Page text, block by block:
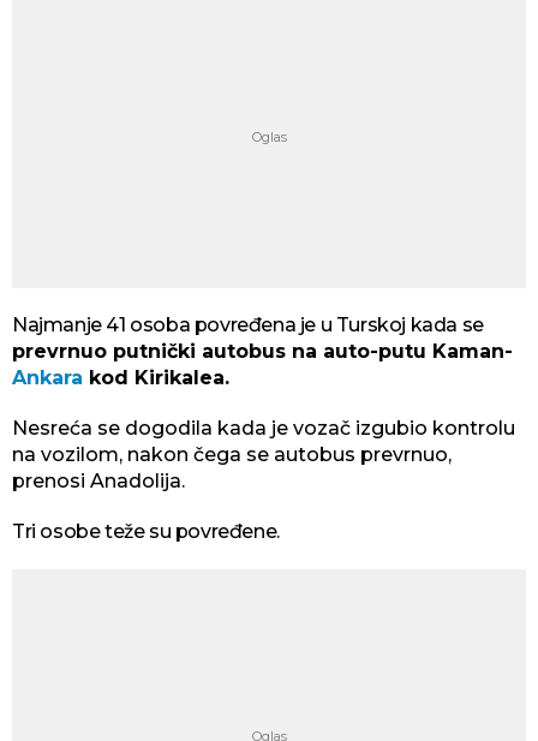
Najmanje 41 osoba povređena je u Turskoj kada se
prevrnuo putnički autobus na auto-putu Kaman-
Ankara kod Kirikalea.
Nesreća se dogodila kada je vozač izgubio kontrolu
na vozilom, nakon čega se autobus prevrnuo,
prenosi Anadolija.
Tri osobe teže su povređene.